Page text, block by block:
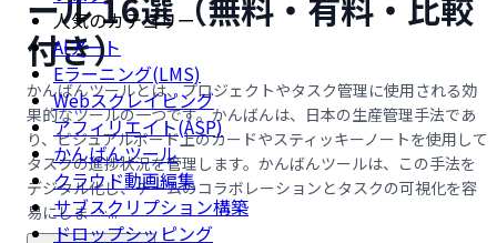
人気のカテゴリー
AIアート
Eラーニング(LMS)
Webスクレイピング
アフィリエイト(ASP)
かんばんツール
クラウド動画編集
サブスクリプション構築
ドロップシッピング
付き）
かんばんツールとは、プロジェクトやタスク管理に使用される効
果的なツールの一つです。かんばんは、日本の生産管理手法であ
り、ビジュアルボード上のカードやスティッキーノートを使用して
タスクの進捗状況を管理します。かんばんツールは、この手法を
デジタル化し、チームのコラボレーションとタスクの可視化を容
易にしま …...